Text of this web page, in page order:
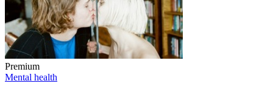
Premium
Mental health